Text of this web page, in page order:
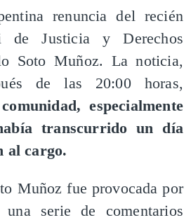
renuncia del recién
de Justicia y Derechos
Soto Muñoz. La noticia,
de las 20:00 horas,
especialmente
transcurrido un día
al cargo.
Muñoz fue provocada por
serie de comentarios